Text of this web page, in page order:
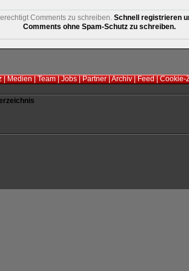
Comments zu schreiben. Schnell registrieren
Comments ohne Spam-Schutz zu schreiben.
|Medien|Team|Jobs|Partner|Archiv|Feed|Cookie-